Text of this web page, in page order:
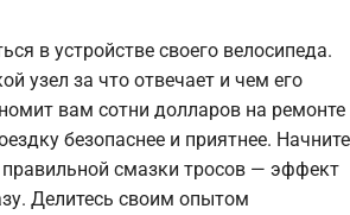
в устройстве своего велосипеда.
узел за что отвечает и чем его
вам сотни долларов на ремонте
безопаснее и приятнее. Начните
правильной смазки тросов — эффект
Делитесь своим опытом